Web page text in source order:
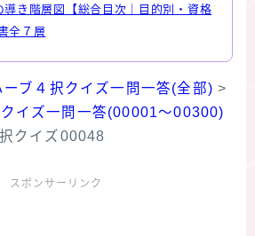
導き階層図【総合目次｜目的別・資格
全７層
ーブ４択クイズ一問一答(全部) >
イズ一問一答(00001～00300)
クイズ00048
スポンサーリンク